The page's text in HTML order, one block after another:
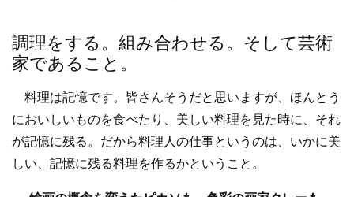
調理をする。組み合わせる。そして芸術
家であること。
料理は記憶です。皆さんそうだと思いますが、ほんとう
においしいものを食べたり、美しい料理を見た時に、それ
が記憶に残る。だから料理人の仕事というのは、いかに美
しい、記憶に残る料理を作るかということ。